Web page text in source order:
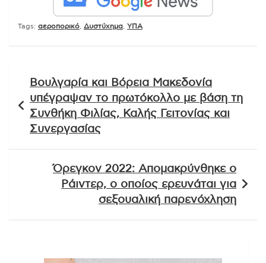
Tags: αεροπορικό Δυστύχημα ΥΠΑ
άρθρων
Βουλγαρία και Βόρεια Μακεδονία
υπέγραψαν το πρωτόκολλο με βάση τη
Συνθήκη Φιλίας, Καλής Γειτονίας και
Συνεργασίας
Όρεγκον 2022: Απομακρύνθηκε ο
Ράιντερ, ο οποίος ερευνάται για
σεξουαλική παρενόχληση